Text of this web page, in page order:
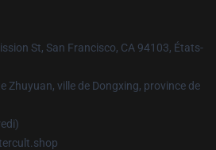
St, San Francisco, CA 94103, États-
Zhuyuan, ville de Dongxing, province de